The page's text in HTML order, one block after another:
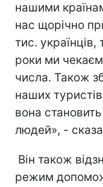
нашими
нас щорічно
тис.
роки ми
числа. Також
наших
вона
людей», -
Він також
режим